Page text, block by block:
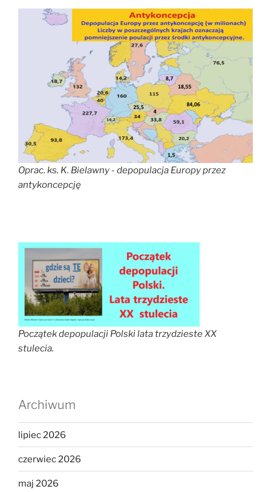
Oprac. ks. K. Bielawny - depopulacja Europy przez
antykoncepcję
Początek depopulacji Polski lata trzydzieste XX
stulecia.
Archiwum
lipiec 2026
czerwiec 2026
maj 2026